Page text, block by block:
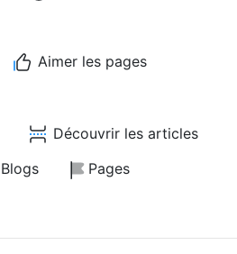
Aimer les pages
Découvrir les articles
Blogs
Pages